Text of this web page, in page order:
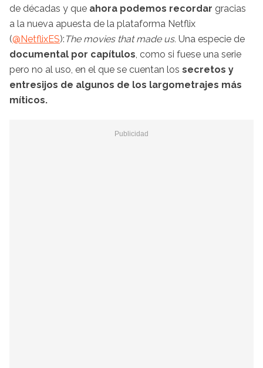
de décadas y que ahora podemos recordar gracias
a la nueva apuesta de la plataforma Netflix
(@NetflixES): The movies that made us. Una especie de
documental por capítulos, como si fuese una serie
pero no al uso, en el que se cuentan los secretos y
entresijos de algunos de los largometrajes más
míticos.